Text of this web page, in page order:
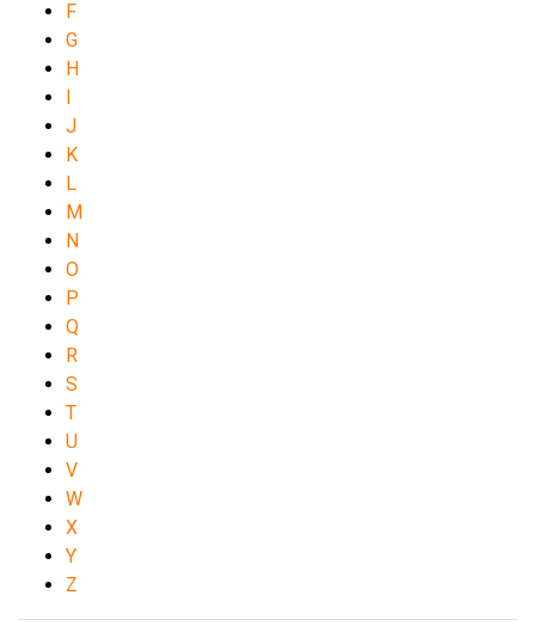
F
G
H
I
J
K
L
M
N
O
P
Q
R
S
T
U
V
W
X
Y
Z